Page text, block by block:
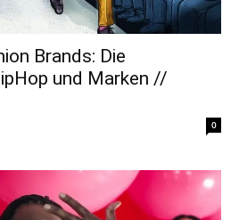
Brands: Die
und Marken //
0